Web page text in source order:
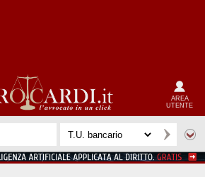
AREA
UTENTE